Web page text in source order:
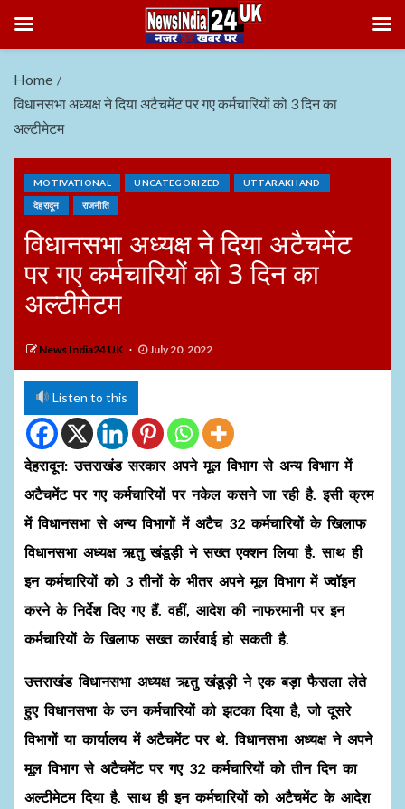
Home
विधानसभा अध्यक्ष ने दिया अटैचमेंट पर गए कर्मचारियों को 3 दिन का
अल्टीमेटम
MOTIVATIONAL UNCATEGORIZED UTTARAKHAND
देहरादून राजनीति
विधानसभा अध्यक्ष ने दिया अटैचमेंट
पर गए कर्मचारियों को 3 दिन का
अल्टीमेटम
News India24 UK July 20, 2022
Listen to this
देहरादून: उत्तराखंड सरकार अपने मूल विभाग से अन्य विभाग में
अटैचमेंट पर गए कर्मचारियों पर नकेल कसने जा रही है. इसी क्रम
में विधानसभा से अन्य विभागों में अटैच 32 कर्मचारियों के खिलाफ
विधानसभा अध्यक्ष ऋतु खंडूड़ी ने सख्त एक्शन लिया है. साथ ही
इन कर्मचारियों को 3 तीनों के भीतर अपने मूल विभाग में ज्वॉइन
करने के निर्देश दिए गए हैं. वहीं, आदेश की नाफरमानी पर इन
कर्मचारियों के खिलाफ सख्त कार्रवाई हो सकती है.
उत्तराखंड विधानसभा अध्यक्ष ऋतु खंडूड़ी ने एक बड़ा फैसला लेते
हुए विधानसभा के उन कर्मचारियों को झटका दिया है, जो दूसरे
विभागों या कार्यालय में अटैचमेंट पर थे. विधानसभा अध्यक्ष ने अपने
मूल विभाग से अटैचमेंट पर गए 32 कर्मचारियों को तीन दिन का
अल्टीमेटम दिया है. साथ ही इन कर्मचारियों को अटैचमेंट के आदेश